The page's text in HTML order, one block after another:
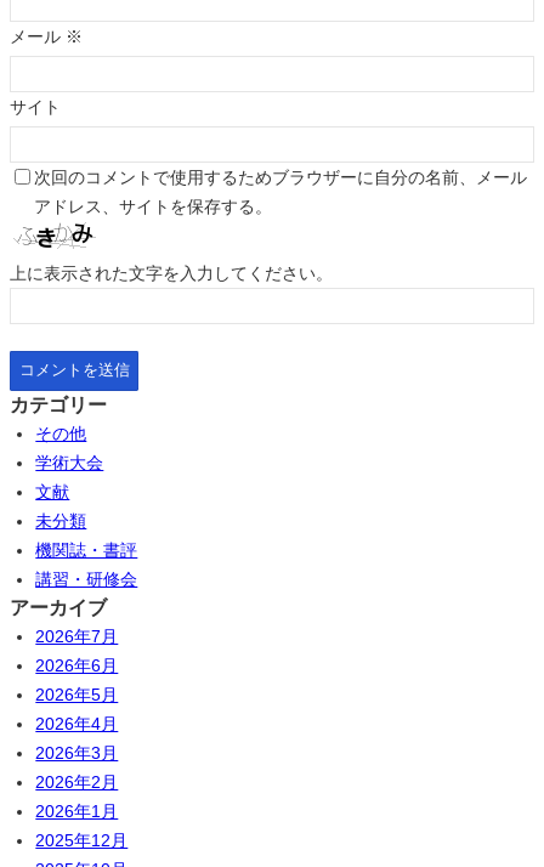
メール ※
サイト
次回のコメントで使用するためブラウザーに自分の名前、メール
アドレス、サイトを保存する。
上に表示された文字を入力してください。
カテゴリー
その他
学術大会
文献
未分類
機関誌・書評
講習・研修会
アーカイブ
2026年7月
2026年6月
2026年5月
2026年4月
2026年3月
2026年2月
2026年1月
2025年12月